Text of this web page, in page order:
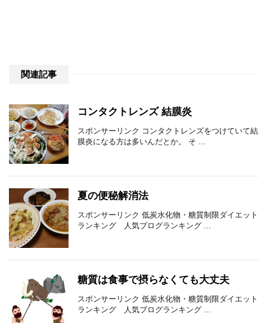
関連記事
コンタクトレンズ 結膜炎
スポンサーリンク コンタクトレンズをつけていて結
膜炎になる方は多いんだとか。 そ ...
夏の便秘解消法
スポンサーリンク 低炭水化物・糖質制限ダイエット
ランキング 人気ブログランキング ...
糖質は食事で摂らなくても大丈夫
スポンサーリンク 低炭水化物・糖質制限ダイエット
ランキング 人気ブログランキング ...